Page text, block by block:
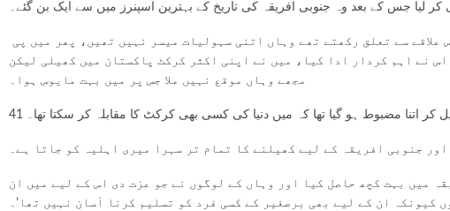
لیا جس کے بعد وہ جنوبی افریقہ کی تاریخ کے بہترین اسپنرز میں سے ایک بن گئے۔
نے اہم کردار ادا کیا، میں نے اپنی اکثر کرکٹ پاکستان میں کھیلی لیکن
مجھے وہاں موقع نہیں ملا جس پر میں بہت مایوس ہوا۔
اتنا مضبوط ہو گیا تھا کہ میں دنیا کی کسی بھی کرکٹ کا مقابلہ کر سکتا تھا۔
جنوبی افریقہ کے لیے کھیلنے کا تمام تر سہرا میری اہلیہ کو جاتا ہے۔
میں بہت کچھ حاصل کیا اور وہاں کے لوگوں نے جو عزت دی اس کے لیے میں ان
کیونکہ ان کے لیے بھی برصغیر کے کسی فرد کو تسلیم کرنا آسان نہیں تھا’۔